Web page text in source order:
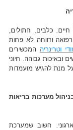
כלבים, חתולים,
ורווחה לא פחות
וטרינריה המכשירים
ובאיכות גבוהה. חיוני
מנת להגיש מועמדות
מערכות בריאות
חשוב שמערכת